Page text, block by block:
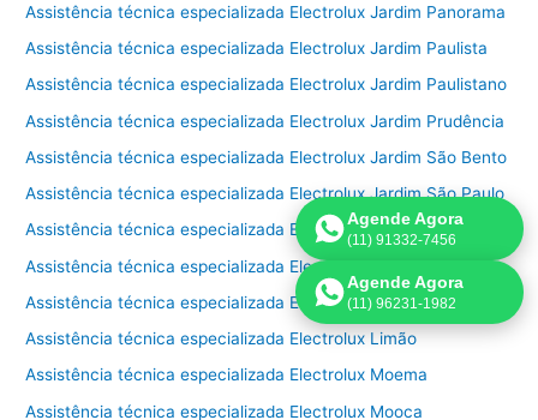
Assistência técnica especializada Electrolux Jardim Panorama
Assistência técnica especializada Electrolux Jardim Paulista
Assistência técnica especializada Electrolux Jardim Paulistano
Assistência técnica especializada Electrolux Jardim Prudência
Assistência técnica especializada Electrolux Jardim São Bento
Assistência técnica especializada Electrolux Jardim São Paulo
Assistência técnica especializada Electrolux Jardins
Assistência técnica especializada Electrolux Lapa
Assistência técnica especializada Electrolux Liberdade
Assistência técnica especializada Electrolux Limão
Assistência técnica especializada Electrolux Moema
Assistência técnica especializada Electrolux Mooca
Agende Agora
(11) 91332-7456
Agende Agora
(11) 96231-1982